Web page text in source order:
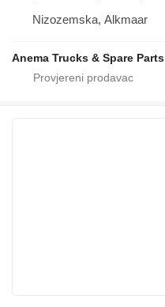
Nizozemska, Alkmaar
Anema Trucks & Spare Parts